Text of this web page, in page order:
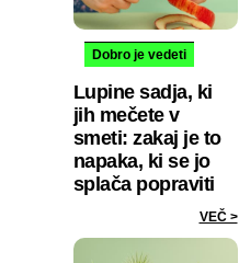
Dobro je vedeti
Lupine sadja, ki
jih mečete v
smeti: zakaj je to
napaka, ki se jo
splača popraviti
VEČ >